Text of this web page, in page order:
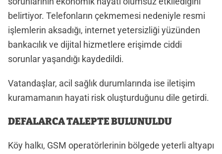
belirtiyor. Telefonların çekmemesi nedeniyle resmi
işlemlerin aksadığı, internet yetersizliği yüzünden
bankacılık ve dijital hizmetlere erişimde ciddi
sorunlar yaşandığı kaydedildi.
Vatandaşlar, acil sağlık durumlarında ise iletişim
kuramamanın hayati risk oluşturduğunu dile getirdi.
DEFALARCA TALEPTE BULUNULDU
Köy halkı, GSM operatörlerinin bölgede yeterli altyapı